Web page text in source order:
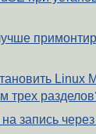
Linux
трех
запись